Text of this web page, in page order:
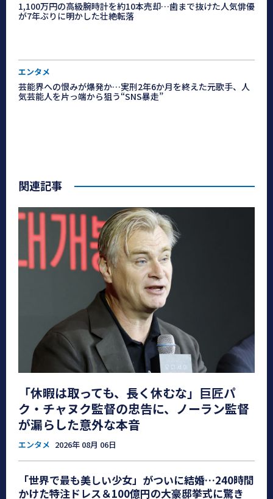
1,100万円の高級腕時計を約10本売却…歯まで抜けた人気俳優
が7年ぶりに明かした壮絶転落
エンタメ
芸能界への恨みが爆発か…実刑2年6か月を終えた元歌手、人
気芸能人を片っ端から狙う“SNS暴走”
関連記事
「休暇は取っても、長く休むな」巨匠パ
ク・チャヌク監督の忠告に、ノーラン監督
が漏らした意外な本音
エンタメ 2026年 08月 06日
「世界で最も美しい少女」がついに結婚…240時間
かけた特注ドレス＆100億円の大豪邸挙式に驚き